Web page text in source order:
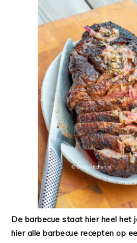
De barbecue staat hier heel het
hier alle barbecue recepten op